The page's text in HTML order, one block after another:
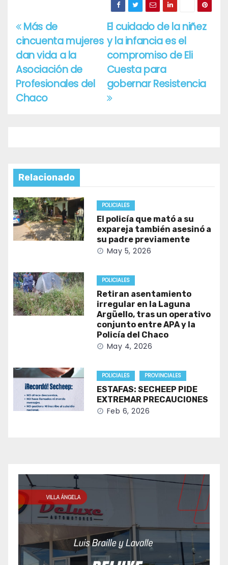
Navegación
de
entradas
El cuidado de la niñez
y la infancia es el
compromiso de Eli
Cuesta para
gobernar Resistencia
Más de
cincuenta mujeres
dan vida a la
Asociación de
Profesionales del
Chaco
Relacionado
POLICIALES
El policía que mató a su
expareja también asesinó a
su padre previamente
May 5, 2026
POLICIALES
Retiran asentamiento
irregular en la Laguna
Argüello, tras un operativo
conjunto entre APA y la
Policía del Chaco
May 4, 2026
POLICIALES PROVINCIALES
ESTAFAS: SECHEEP PIDE
EXTREMAR PRECAUCIONES
Feb 6, 2026